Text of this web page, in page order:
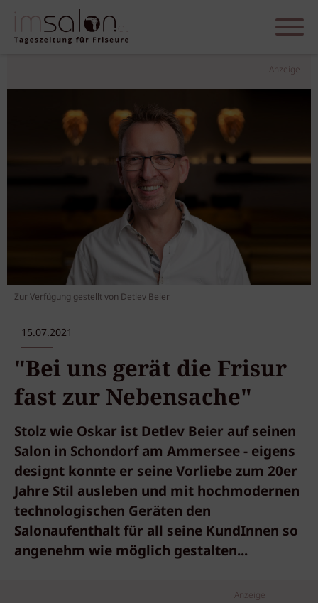
Anzeige
Zur Verfügung gestellt von Detlev Beier
15.07.2021
"Bei uns gerät die Frisur
fast zur Nebensache"
Stolz wie Oskar ist Detlev Beier auf seinen
Salon in Schondorf am Ammersee - eigens
designt konnte er seine Vorliebe zum 20er
Jahre Stil ausleben und mit hochmodernen
technologischen Geräten den
Salonaufenthalt für all seine KundInnen so
angenehm wie möglich gestalten...
Anzeige